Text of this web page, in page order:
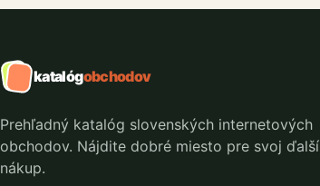
katalógobchodov
Prehľadný katalóg slovenských internetových
obchodov. Nájdite dobré miesto pre svoj ďalší
nákup.